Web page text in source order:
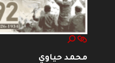
محمد حياوي